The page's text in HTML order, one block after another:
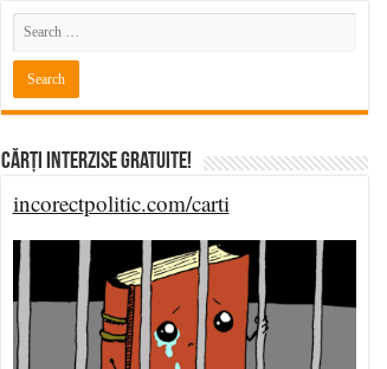
Cărți Interzise Gratuite!
incorectpolitic.com/carti